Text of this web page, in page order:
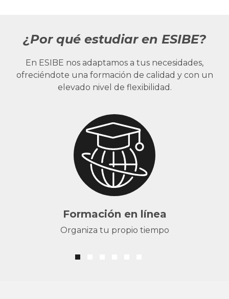
¿Por qué estudiar en ESIBE?
En ESIBE nos adaptamos a tus necesidades,
ofreciéndote una formación de calidad y con un
elevado nivel de flexibilidad.
Formación en línea
Organiza tu propio tiempo